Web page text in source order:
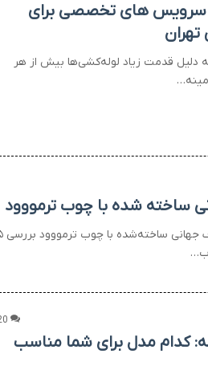
سرویس های تخصصی برای
دلیل قدمت زیاد لوله‌کشی‌ها بیش از هر
الهام از طبیعت:
کدام مدل برای شما مناسب